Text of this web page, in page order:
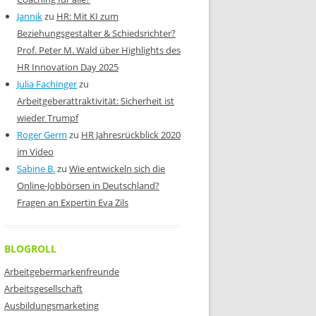
Jannikzu HR: Mit KI zum
Beziehungsgestalter & Schiedsrichter?
Prof. Peter M. Wald über Highlights des
HR Innovation Day 2025
Julia Fachingerzu
Arbeitgeberattraktivität: Sicherheit ist
wieder Trumpf
Roger Germ zu HR Jahresrückblick 2020
im Video
Sabine B.zu Wie entwickeln sich die
Online-Jobbörsen in Deutschland?
Fragen an Expertin Eva Zils
BLOGROLL
Arbeitgebermarkenfreunde
Arbeitsgesellschaft
Ausbildungsmarketing